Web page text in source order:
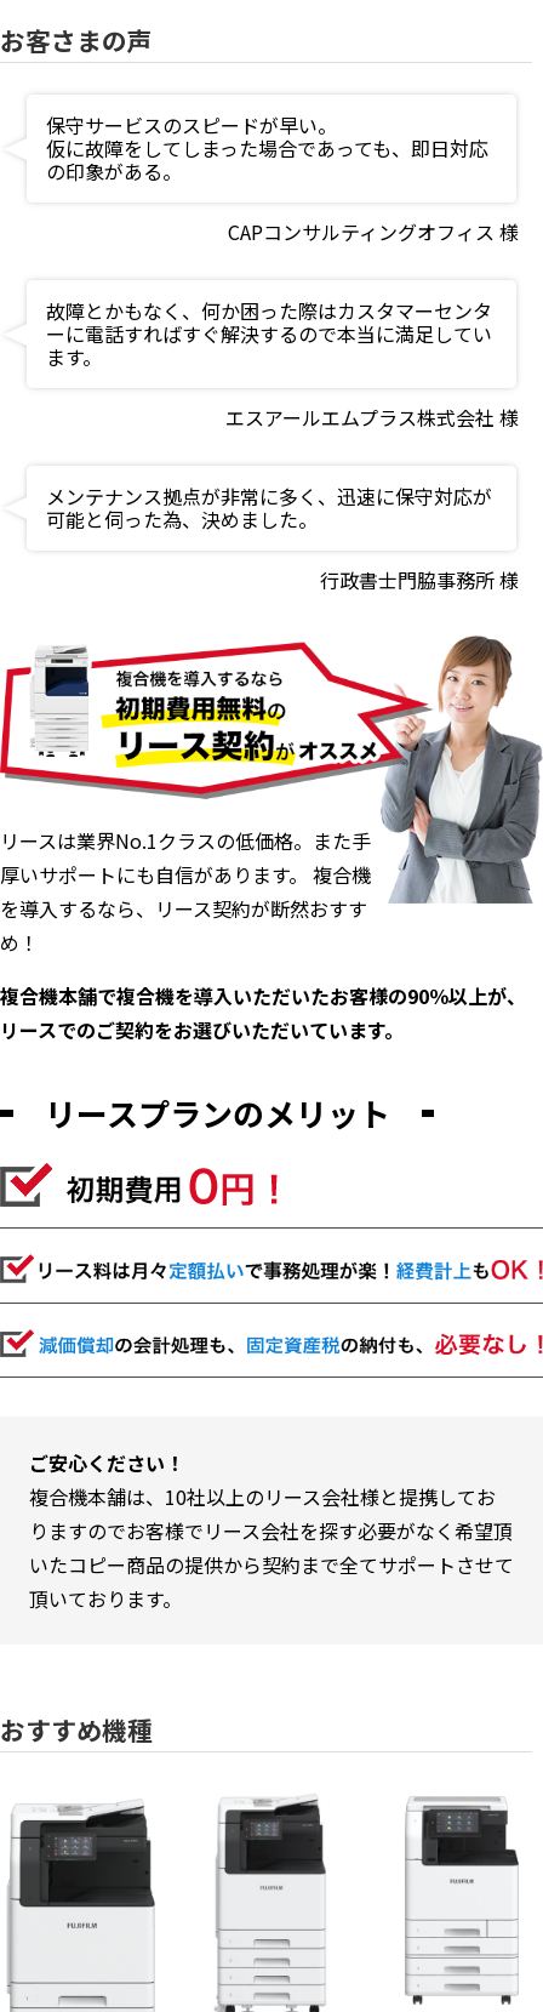
お客さまの声
保守サービスのスピードが早い。
仮に故障をしてしまった場合であっても、即日対応
の印象がある。
CAPコンサルティングオフィス 様
故障とかもなく、何か困った際はカスタマーセンタ
ーに電話すればすぐ解決するので本当に満足してい
ます。
エスアールエムプラス株式会社 様
メンテナンス拠点が非常に多く、迅速に保守対応が
可能と伺った為、決めました。
行政書士門脇事務所 様
リースは業界No.1クラスの低価格。また手
厚いサポートにも自信があります。 複合機
を導入するなら、リース契約が断然おすす
め！
複合機本舗で複合機を導入いただいたお客様の90％以上が、
リースでのご契約をお選びいただいています。
リースプランのメリット
ご安心ください！
複合機本舗は、10社以上のリース会社様と提携してお
りますのでお客様でリース会社を探す必要がなく希望頂
いたコピー商品の提供から契約まで全てサポートさせて
頂いております。
おすすめ機種